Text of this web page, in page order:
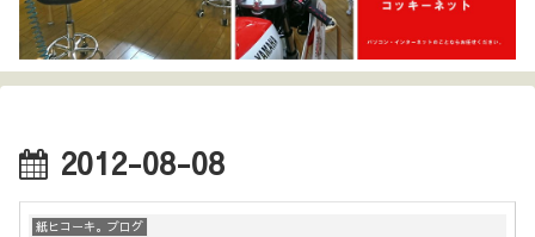
2012-08-08
紙ヒコーキ。ブログ